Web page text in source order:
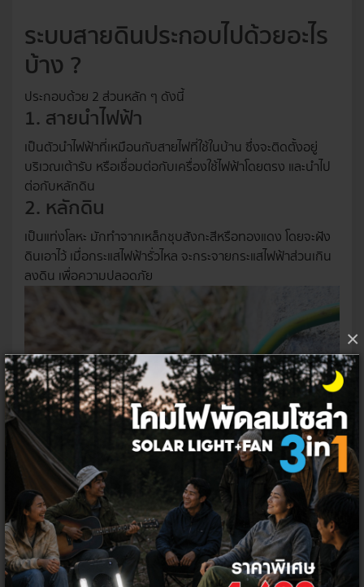
×
ระบบสายดินประกอบไปด้วยอะไร
บ้าง ?
ประกอบด้วย 2 ส่วนหลัก ๆ ดังนี้
1. สายนำไฟฟ้า
เป็นตัวนำไฟฟ้าที่เหมือนกับสายไฟที่ใช้ในบ้าน ซึ่งจะติดตั้งอยู่
บริเวณเต้ารับ หรือเชื่อมต่อกับเครื่องใช้ไฟฟ้าโดยตรง และนำไป
ต่อกับหลักดิน
2. หลักดิน
เป็นแท่งโลหะ มักทำจากเหล็กชุบสังกะสีหรือทองแดง โดยจะฝัง
ดินเอาไว้ เมื่อกระแสไฟฟ้ารั่วไหล จะกระจายกระแสไฟฟ้าส่วนเกิน
ลงดิน เพื่อความปลอดภัย
วิธีการติดตั้งระบบสายดิน
บ้านที่สร้างใหม่ส่วนใหญ่ จะมีการติดตั้งสายดินเพื่อความ
ปลอดภัย โดยสามารถแบ่งออกเป็น 2 รูปแบบหลัก ๆ คือ
1. การต่อลงดินที่เมนสวิตช์